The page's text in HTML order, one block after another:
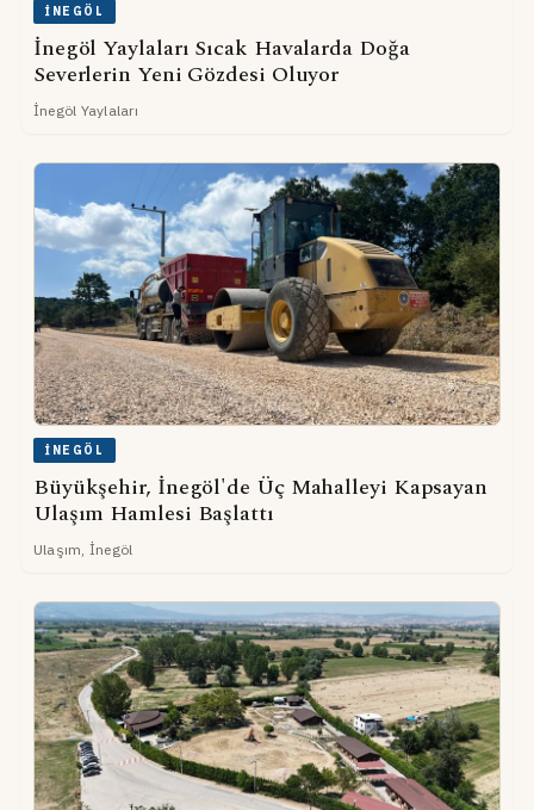
İNEGÖL
İnegöl Yaylaları Sıcak Havalarda Doğa
Severlerin Yeni Gözdesi Oluyor
İnegöl Yaylaları
İNEGÖL
Büyükşehir, İnegöl'de Üç Mahalleyi Kapsayan
Ulaşım Hamlesi Başlattı
Ulaşım, İnegöl